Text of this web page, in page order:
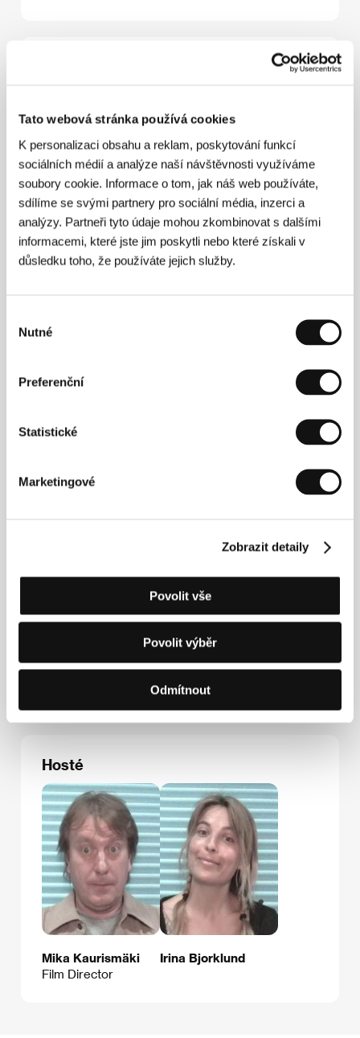
Tato webová stránka používá cookies
K personalizaci obsahu a reklam, poskytování funkcí
sociálních médií a analýze naší návštěvnosti využíváme
soubory cookie. Informace o tom, jak náš web používáte,
sdílíme se svými partnery pro sociální média, inzerci a
analýzy. Partneři tyto údaje mohou zkombinovat s dalšími
informacemi, které jste jim poskytli nebo které získali v
důsledku toho, že používáte jejich služby.
souhlasu
Nutné
Preferenční
Statistické
Marketingové
Zobrazit detaily
Povolit vše
Povolit výběr
Odmítnout
Mika Kaurismäki(1955, Ortimattila, Finsko)
vystudoval film v Mnichově (1981). Společně s
bratrem Akim a skupinkou přátel založil produkční
Sun Film Festival a distribuční společnosti Senso
Films s Andorra Cinemas v Helsinkách. Na počátku
společností Marianna Films a jeho prvním nezávislým
projektem byl snímek
Zombie and the Ghost Train
Rio de Janeiro. V brazilské džungli natočil spolu se
Samuelem Fullerem a Jimem Jarmuschem
, který v roce 1994 získal Cenu
mezinárodní kritiky na MFF v Berlíně. Z dalších filmů
Grosse Ulrichstr. 38, 06108, Halie (Saale)
Německo
Fax: +49 345 299 788 20
Hosté
Mika Kaurismäki
Film Director
Irina Bjorklund